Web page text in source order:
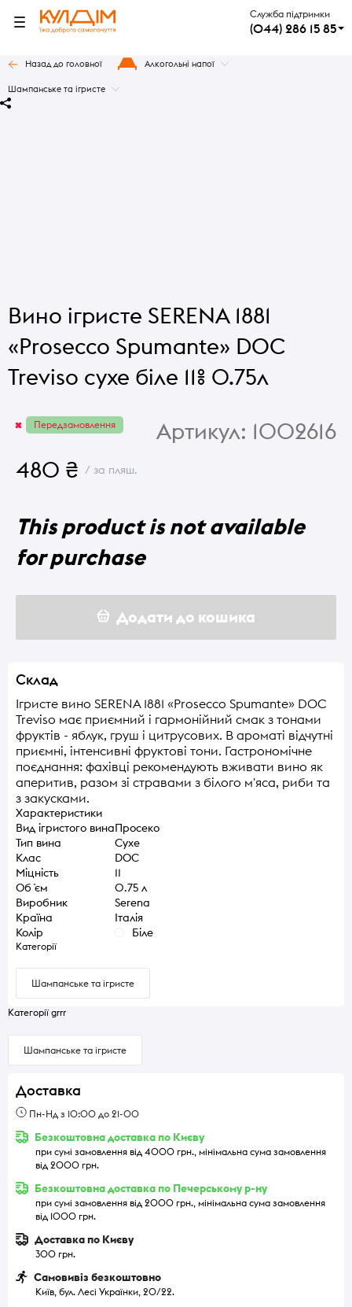
Служба підтримки
(044) 286 15 85
Назад до головної Алкогольні напої
Шампанське та ігристе
Вино ігристе SERENA 1881
«Prosecco Spumante» DOC
Treviso сухе біле 11% 0.75л
Передзамовлення Артикул: 1002616
480 ₴ / за пляш.
This product is not available
for purchase
Додати до кошика
Склад
Ігристе вино SERENA 1881 «Prosecco Spumante» DOC
Treviso має приємний і гармонійний смак з тонами
фруктів - яблук, груш і цитрусових. В ароматі відчутні
приємні, інтенсивні фруктові тони. Гастрономічне
поєднання: фахівці рекомендують вживати вино як
аперитив, разом зі стравами з білого м'яса, риби та
з закусками.
Характеристики
Вид ігристого винаПросеко
Тип вина
Сухе
Клас
DOC
Міцність
11
Об `єм
0.75 л
Виробник
Serena
Країна
Італія
Колір
Біле
Категорії
Шампанське та ігристе
Категорії grrr
Шампанське та ігристе
Доставка
Пн-Нд з 10:00 до 21-00
Безкоштовна доставка по Києву
при сумі замовлення від 4000 грн., мінімальна сума замовлення
від 2000 грн.
Безкоштовна доставка по Печерському р-ну
при сумі замовлення від 2000 грн., мінімальна сума замовлення
від 1000 грн.
Доставка по Києву
300 грн.
Самовивіз безкоштовно
Київ, бул. Лесі Українки, 20/22.